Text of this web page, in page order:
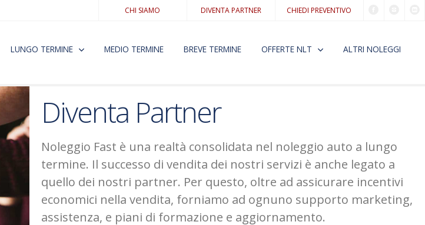
CHI SIAMO DIVENTA PARTNER CHIEDI PREVENTIVO
LUNGO TERMINE MEDIO TERMINE BREVE TERMINE OFFERTE NLT ALTRI NOLEGGI
Diventa Partner
Noleggio Fast è una realtà consolidata nel noleggio auto a lungo
termine. Il successo di vendita dei nostri servizi è anche legato a
quello dei nostri partner. Per questo, oltre ad assicurare incentivi
economici nella vendita, forniamo ad ognuno supporto marketing,
assistenza, e piani di formazione e aggiornamento.